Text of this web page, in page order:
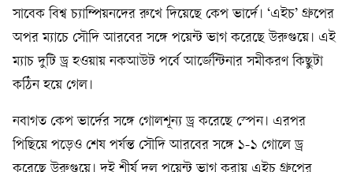
সাবেক বিশ্ব চ্যাম্পিয়নদের রুখে দিয়েছে কেপ ভার্দে। ‘এইচ’ গ্রুপের
অপর ম্যাচে সৌদি আরবের সঙ্গে পয়েন্ট ভাগ করেছে উরুগুয়ে। এই
ম্যাচ দুটি ড্র হওয়ায় নকআউট পর্বে আর্জেন্টিনার সমীকরণ কিছুটা
কঠিন হয়ে গেল।
নবাগত কেপ ভার্দের সঙ্গে গোলশূন্য ড্র করেছে স্পেন। এরপর
পিছিয়ে পড়েও শেষ পর্যন্ত সৌদি আরবের সঙ্গে ১-১ গোলে ড্র